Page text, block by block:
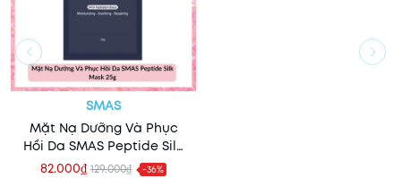
SMAS
Mặt Nạ Dưỡng Và Phục
Hồi Da SMAS Peptide Silk
Mask 25g
82.000₫ 129.000₫ -36%